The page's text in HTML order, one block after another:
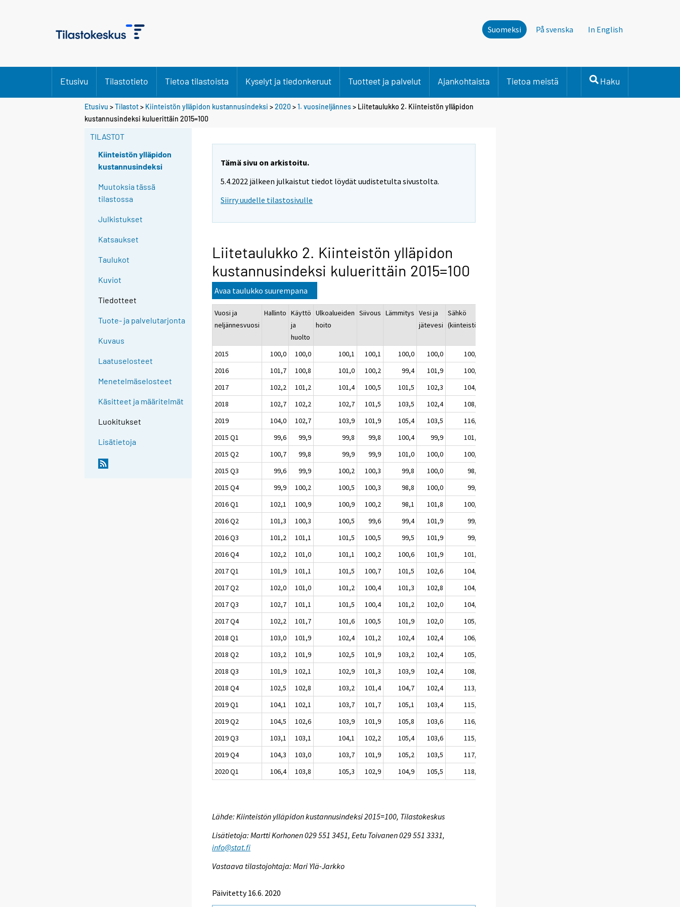
Suomeksi På svenska In English
Etusivu Tilastotieto Tietoa tilastoista Kyselyt ja tiedonkeruut Tuotteet ja palvelut Ajankohtaista Tietoa meistä Haku
Etusivu >Tilastot> Kiinteistön ylläpidon kustannusindeksi >2020 >1. vuosineljännes> Liitetaulukko 2. Kiinteistön ylläpidon
kustannusindeksi kuluerittäin 2015=100
TILASTOT
Kiinteistön ylläpidon
kustannusindeksi
Muutoksia tässä
tilastossa
Julkistukset
Katsaukset
Taulukot
Kuviot
Tiedotteet
Tuote- ja palvelutarjonta
Kuvaus
Laatuselosteet
Menetelmäselosteet
Käsitteet ja määritelmät
Luokitukset
Lisätietoja
Tämä sivu on arkistoitu.
5.4.2022 jälkeen julkaistut tiedot löydät uudistetulta sivustolta.
Siirry uudelle tilastosivulle
Liitetaulukko 2. Kiinteistön ylläpidon
kustannusindeksi kuluerittäin 2015=100
Avaa taulukko suurempana
Vuosi ja
neljännesvuosi
Hallinto Käyttö
ja
huolto
Ulkoalueiden
hoito
Siivous Lämmitys Vesi ja
jätevesi
Sähkö
(kiinteistö)
2015 100,0 100,0 100,1 100,1 100,0 100,0 100,0
2016
101,7 100,8 101,0 100,2 99,4 101,9 100,2
2017
102,2 101,2 101,4 100,5 101,5 102,3 104,6
2018
102,7 102,2 102,7 101,5 103,5 102,4 108,6
2019
104,0 102,7 103,9 101,9 105,4 103,5 116,5
2015 Q1
99,6 99,9 99,8 99,8 100,4 99,9 101,8
2015 Q2
100,7 99,8 99,9 99,9 101,0 100,0 100,1
2015 Q3
99,6 99,9 100,2 100,3 99,8 100,0 98,9
2015 Q4
99,9 100,2 100,5 100,3 98,8 100,0 99,2
2016 Q1
102,1 100,9 100,9 100,2 98,1 101,8 100,0
2016 Q2
101,3 100,3 100,5 99,6 99,4 101,9 99,9
2016 Q3
101,2 101,1 101,5 100,5 99,5 101,9 99,6
2016 Q4
102,2 101,0 101,1 100,2 100,6 101,9 101,1
2017 Q1
101,9 101,1 101,5 100,7 101,5 102,6 104,3
2017 Q2
102,0 101,0 101,2 100,4 101,3 102,8 104,5
2017 Q3
102,7 101,1 101,5 100,4 101,2 102,0 104,5
2017 Q4
102,2 101,7 101,6 100,5 101,9 102,0 105,2
2018 Q1
103,0 101,9 102,4 101,2 102,4 102,4 106,5
2018 Q2
103,2 101,9 102,5 101,9 103,2 102,4 105,9
2018 Q3
101,9 102,1 102,9 101,3 103,9 102,4 108,7
2018 Q4
102,5 102,8 103,2 101,4 104,7 102,4 113,2
2019 Q1
104,1 102,1 103,7 101,7 105,1 103,4 115,9
2019 Q2
104,5 102,6 103,9 101,9 105,8 103,6 116,4
2019 Q3
103,1 103,1 104,1 102,2 105,4 103,6 115,9
2019 Q4
104,3 103,0 103,7 101,9 105,2 103,5 117,9
2020 Q1
106,4 103,8 105,3 102,9 104,9 105,5 118,2
Lähde: Kiinteistön ylläpidon kustannusindeksi 2015=100, Tilastokeskus
Lisätietoja: Martti Korhonen 029 551 3451, Eetu Toivanen 029 551 3331,
info@stat.fi
Vastaava tilastojohtaja: Mari Ylä-Jarkko
Päivitetty 16.6. 2020